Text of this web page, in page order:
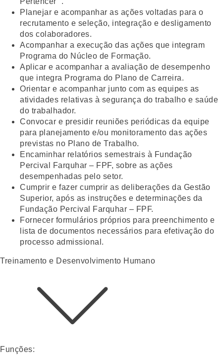
Planejar e acompanhar as ações voltadas para o
recrutamento e seleção, integração e desligamento
dos colaboradores.
Acompanhar a execução das ações que integram
Programa do Núcleo de Formação.
Aplicar e acompanhar a avaliação de desempenho
que integra Programa do Plano de Carreira.
Orientar e acompanhar junto com as equipes as
atividades relativas à segurança do trabalho e saúde
do trabalhador.
Convocar e presidir reuniões periódicas da equipe
para planejamento e/ou monitoramento das ações
previstas no Plano de Trabalho.
Encaminhar relatórios semestrais à Fundação
Percival Farquhar – FPF, sobre as ações
desempenhadas pelo setor.
Cumprir e fazer cumprir as deliberações da Gestão
Superior, após as instruções e determinações da
Fundação Percival Farquhar – FPF.
Fornecer formulários próprios para preenchimento e
lista de documentos necessários para efetivação do
processo admissional.
Treinamento e Desenvolvimento Humano
Funções: